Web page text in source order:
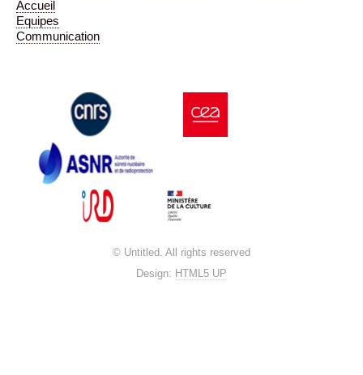
Accueil
Equipes
Communication
© Untitled. All rights reserved
Design: HTML5 UP